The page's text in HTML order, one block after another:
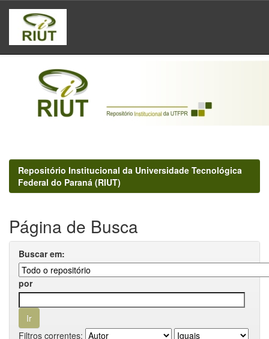
Skip
navigation
Repositório Institucional da Universidade Tecnológica
Federal do Paraná (RIUT)
Página de Busca
Buscar em:
por
Filtros correntes: